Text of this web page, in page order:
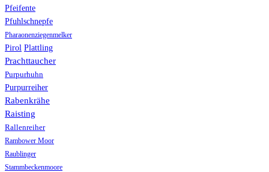
Pfeifente
Pfuhlschnepfe
Pharaonenziegenmelker
Pirol Plattling
Prachttaucher
Purpurhuhn
Purpurreiher
Rabenkrähe
Raisting
Rallenreiher
Rambower Moor
Raublinger
Stammbeckenmoore